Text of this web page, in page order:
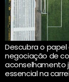
Descubra o
negociação de
aconselhamento
essencial na